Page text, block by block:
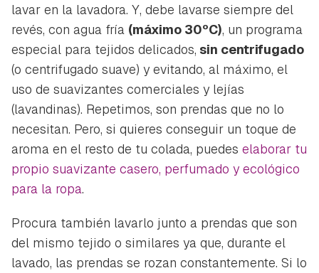
lavar en la lavadora. Y, debe lavarse siempre del
revés, con agua fría (máximo 30ºC), un programa
especial para tejidos delicados, sin centrifugado
(o centrifugado suave) y evitando, al máximo, el
uso de suavizantes comerciales y lejías
(lavandinas). Repetimos, son prendas que no lo
necesitan. Pero, si quieres conseguir un toque de
aroma en el resto de tu colada, puedes elaborar tu
propio suavizante casero, perfumado y ecológico
para la ropa.
Procura también lavarlo junto a prendas que son
del mismo tejido o similares ya que, durante el
lavado, las prendas se rozan constantemente. Si lo